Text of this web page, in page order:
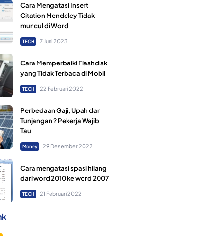
Cara Mengatasi Insert
Citation Mendeley Tidak
muncul di Word
TECH 7 Juni 2023
Cara Memperbaiki Flashdisk
yang Tidak Terbaca di Mobil
TECH 22 Februari 2022
Perbedaan Gaji, Upah dan
Tunjangan ? Pekerja Wajib
Tau
Money 29 Desember 2022
Cara mengatasi spasi hilang
dari word 2010 ke word 2007
TECH 21 Februari 2022